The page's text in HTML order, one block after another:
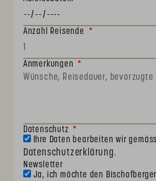
Anzahl Reisende
Anmerkungen
Datenschutz
Ihre Daten bearbeiten wir
Datenschutzerklärung.
Newsletter
Ja, ich möchte den